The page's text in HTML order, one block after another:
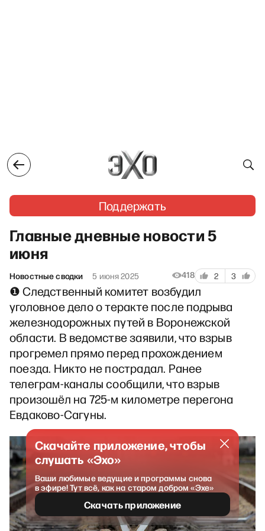
Поддержать
Главные дневные новости 5
июня
Новостные сводки 5 июня 2025 418 2 3
❶ Следственный комитет возбудил
уголовное дело о теракте после подрыва
железнодорожных путей в Воронежской
области. В ведомстве заявили, что взрыв
прогремел прямо перед прохождением
поезда. Никто не пострадал. Ранее
телеграм-каналы сообщили, что взрыв
произошёл на 725-м километре перегона
Евдаково-Сагуны.
Скачайте приложение, чтобы
слушать «Эхо»
Ваши любимые ведущие и программы снова
в эфире! Тут всё, как на старом добром «Эхе»
Скачать приложение